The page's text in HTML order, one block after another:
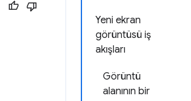
Yeni ekran
görüntüsü iş
akışları
Görüntü
alanının bir